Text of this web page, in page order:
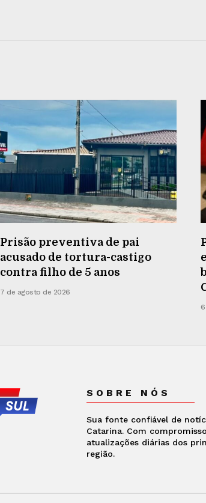
Prisão preventiva de pai
acusado de tortura-castigo
contra filho de 5 anos
7 de agosto de 2026
SOBRE NÓS
Sua fonte confiável de
Catarina. Com
atualizações diárias dos
região.